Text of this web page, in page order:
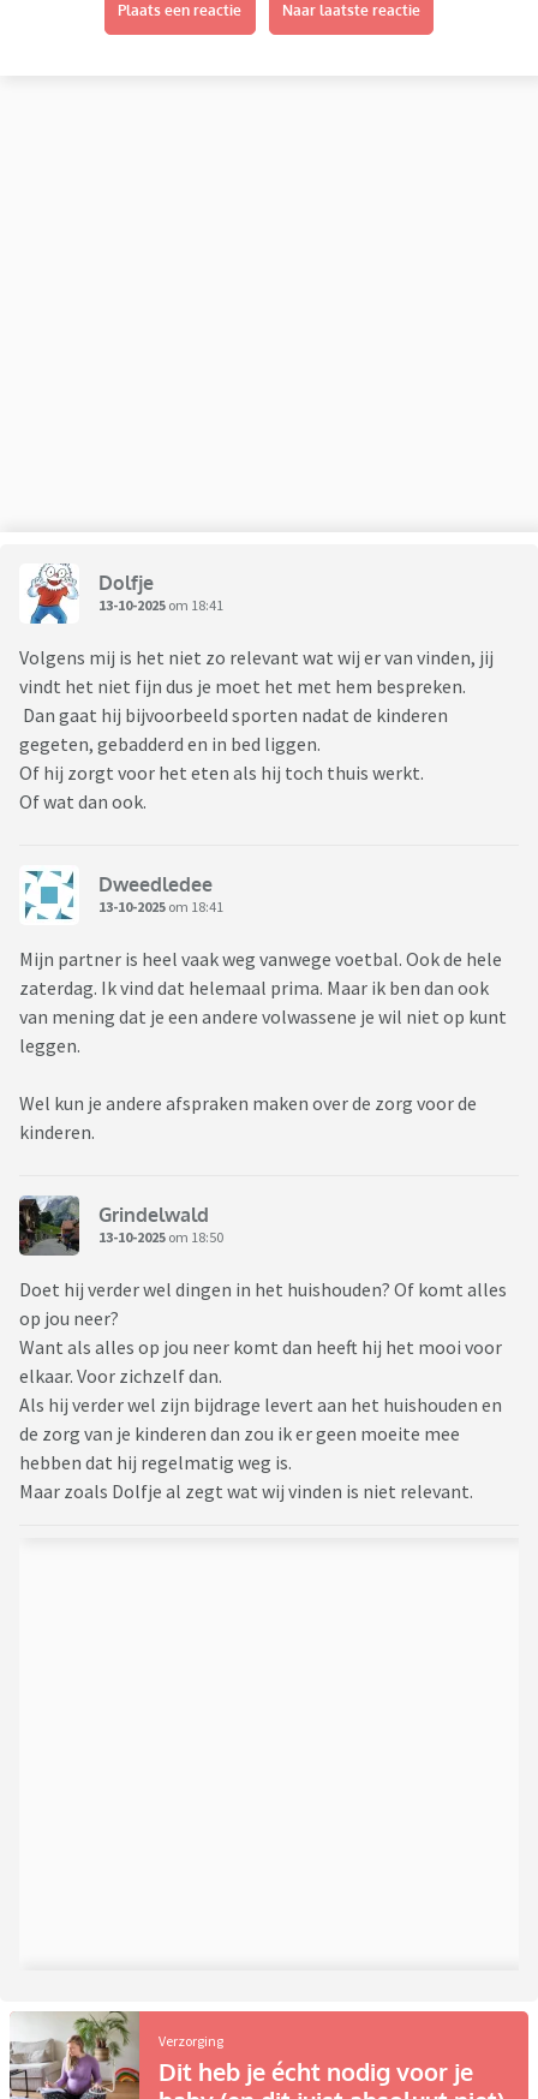
Plaats een reactie Naar laatste reactie
Dolfje
13-10-2025 om 18:41
Volgens mij is het niet zo relevant wat wij er van vinden, jij
vindt het niet fijn dus je moet het met hem bespreken.
Dan gaat hij bijvoorbeeld sporten nadat de kinderen
gegeten, gebadderd en in bed liggen.
Of hij zorgt voor het eten als hij toch thuis werkt.
Of wat dan ook.
Dweedledee
13-10-2025 om 18:41
Mijn partner is heel vaak weg vanwege voetbal. Ook de hele
zaterdag. Ik vind dat helemaal prima. Maar ik ben dan ook
van mening dat je een andere volwassene je wil niet op kunt
leggen.
Wel kun je andere afspraken maken over de zorg voor de
kinderen.
Grindelwald
13-10-2025 om 18:50
Doet hij verder wel dingen in het huishouden? Of komt alles
op jou neer?
Want als alles op jou neer komt dan heeft hij het mooi voor
elkaar. Voor zichzelf dan.
Als hij verder wel zijn bijdrage levert aan het huishouden en
de zorg van je kinderen dan zou ik er geen moeite mee
hebben dat hij regelmatig weg is.
Maar zoals Dolfje al zegt wat wij vinden is niet relevant.
Verzorging
Dit heb je écht nodig voor je